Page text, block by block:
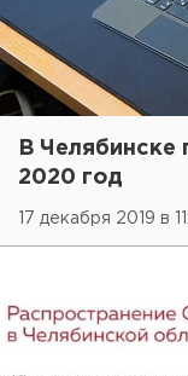
В Челябинске
2020 год
17 декабря 2019 в